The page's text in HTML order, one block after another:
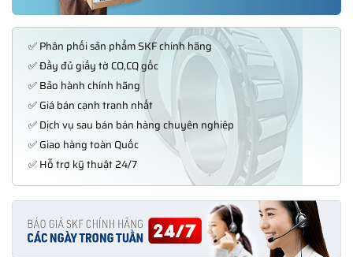
✅ Phân phối sản phẩm SKF chính hãng
✅ Đầy đủ giấy tờ CO,CQ gốc
✅ Bảo hành chính hãng
✅ Giá bán cạnh tranh nhất
✅ Dịch vụ sau bán bán hàng chuyên nghiệp
✅ Giao hàng toàn Quốc
✅ Hỗ trợ kỹ thuật 24/7